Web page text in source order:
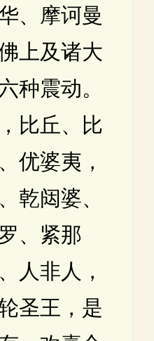
、摩诃曼
上及诸大
种震动。
丘、比
优婆夷，
乾闼婆、
、紧那
人非人，
圣王，是